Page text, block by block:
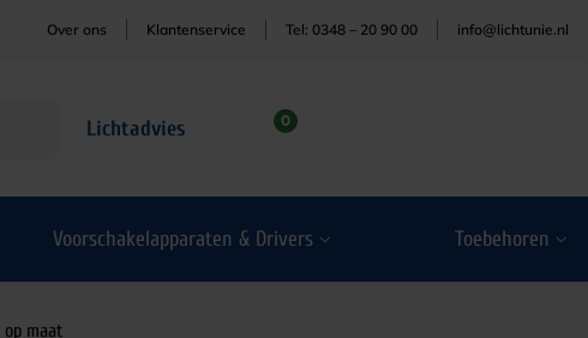
Over ons Klantenservice Tel: 0348 – 20 90 00 info@lichtunie.nl
Lichtadvies 0
Voorschakelapparaten & Drivers Toebehoren
op maat